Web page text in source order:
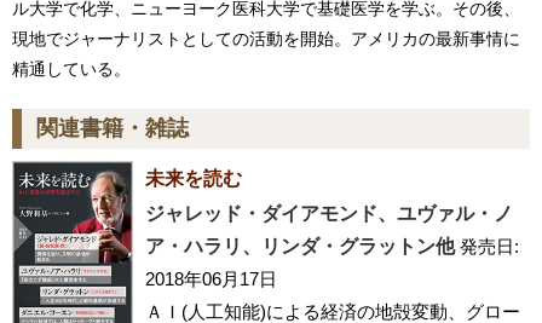
ル大学で化学、ニューヨーク医科大学で基礎医学を学ぶ。その後、
現地でジャーナリストとしての活動を開始。アメリカの最新事情に
精通している。
関連書籍・雑誌
未来を読む
ジャレッド・ダイアモンド、ユヴァル・ノ
ア・ハラリ、リンダ・グラットン他 発売日:
2018年06月17日
ＡＩ(人工知能)による経済の地殻変動、グロー